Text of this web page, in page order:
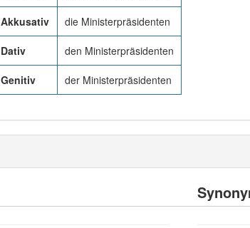
Akkusativ die Ministerpräsidenten
Dativ den Ministerpräsidenten
Genitiv der Ministerpräsidenten